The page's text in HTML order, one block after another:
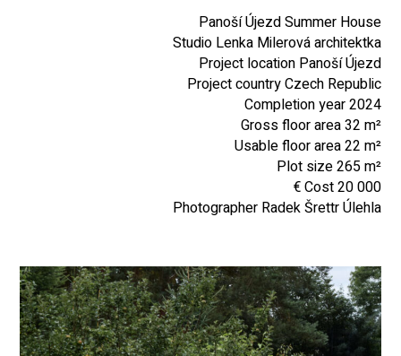
Panoší Újezd Summer House
Studio Lenka Milerová architektka
Project location Panoší Újezd
Project country Czech Republic
Completion year 2024
Gross floor area 32 m²
Usable floor area 22 m²
Plot size 265 m²
Cost 20 000 €
Photographer Radek Šrettr Úlehla